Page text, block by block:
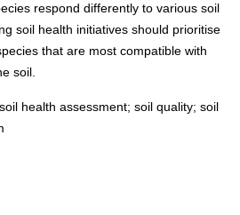
respond differently to various soil
soil health initiatives should prioritise
that are most compatible with
soil.
health assessment; soil quality; soil